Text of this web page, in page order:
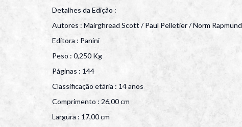
Detalhes da Edição :
Autores : Mairghread Scott / Paul Pelletier / Norm Rapmund
Editora : Panini
Peso : 0,250 Kg
Páginas : 144
Classificação etária : 14 anos
Comprimento : 26,00 cm
Largura : 17,00 cm